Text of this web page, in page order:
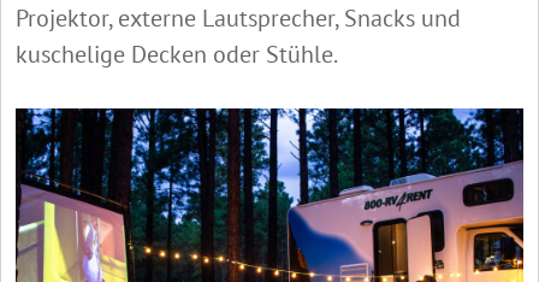
Projektor, externe Lautsprecher, Snacks und
kuschelige Decken oder Stühle.